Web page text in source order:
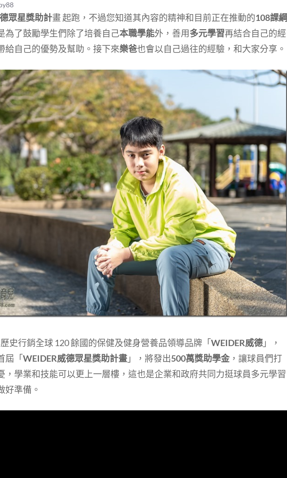
眾星獎助計畫 起跑，不過您知道其內容的精神和目前正在推動的108課綱
為了鼓勵學生們除了培養自己本職學能外，善用多元學習再結合自己的經
給自己的優勢及幫助。接下來樂爸也會以自己過往的經驗，和大家分享。
史⾏銷全球 120 餘國的保健及健⾝營養品領導品牌「WEIDER威德 」，
屆「WEIDER威德眾星獎助計畫 」，將發出500萬獎助學金，讓球員們打
，學業和技能可以更上一層樓，這也是企業和政府共同力挺球員多元學習
好準備。